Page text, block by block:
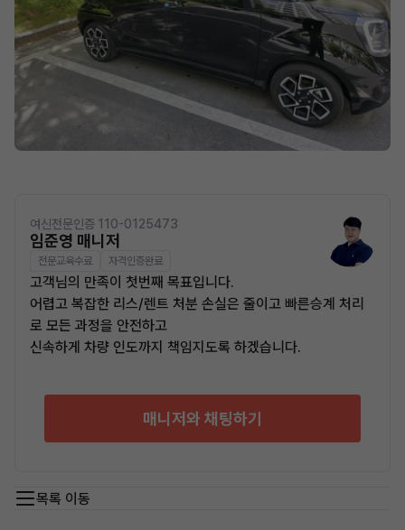
여신전문인증 110-0125473
임준영 매니저
전문교육수료 자격인증완료
고객님의 만족이 첫번째 목표입니다.
어렵고 복잡한 리스/렌트 처분 손실은 줄이고 빠른승계 처리
로 모든 과정을 안전하고
신속하게 차량 인도까지 책임지도록 하겠습니다.
매니저와 채팅하기
목록 이동